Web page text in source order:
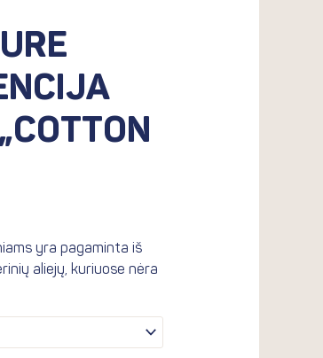
yra pagaminta iš
aliejų, kuriuose nėra